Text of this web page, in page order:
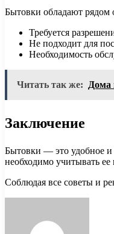
Бытовки обладают рядом
Требуется
Не подходит для
Необходимость
Читать так же: Дома
Заключение
Бытовки — это удобное и
необходимо учитывать
Соблюдая все советы и